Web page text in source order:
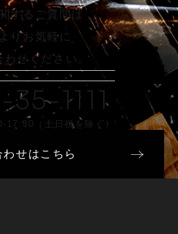
するご質問は
りお気軽に
わせください。
1111
（土日祝を除く）
わせはこちら